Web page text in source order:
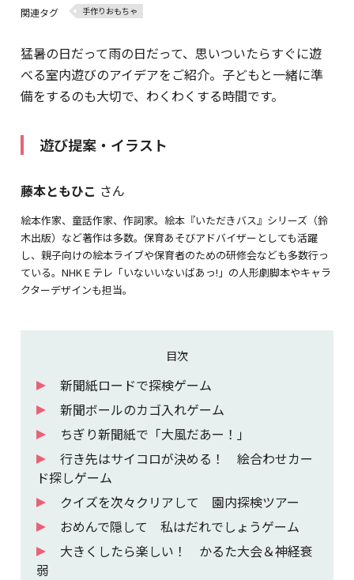
関連タグ 手作りおもちゃ
猛暑の日だって雨の日だって、思いついたらすぐに遊
べる室内遊びのアイデアをご紹介。子どもと一緒に準
備をするのも大切で、わくわくする時間です。
遊び提案・イラスト
藤本ともひこ さん
絵本作家、童話作家、作詞家。絵本『いただきバス』シリーズ（鈴
木出版）など著作は多数。保育あそびアドバイザーとしても活躍
し、親子向けの絵本ライブや保育者のための研修会なども多数行っ
ている。NHK E テレ「いないいないばあっ!」の人形劇脚本やキャラ
クターデザインも担当。
目次
新聞紙ロードで探検ゲーム
新聞ボールのカゴ入れゲーム
ちぎり新聞紙で「大風だあー！」
行き先はサイコロが決める！ 絵合わせカー
ド探しゲーム
クイズを次々クリアして 園内探検ツアー
おめんで隠して 私はだれでしょうゲーム
大きくしたら楽しい！ かるた大会＆神経衰
弱